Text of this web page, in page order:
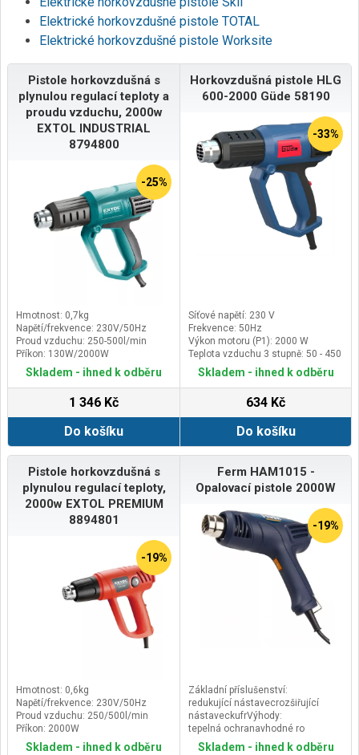
Elektrické horkovzdušné pistole TOTAL
Elektrické horkovzdušné pistole Worksite
Pistole horkovzdušná s
plynulou regulací teploty a
proudu vzduchu, 2000w
EXTOL INDUSTRIAL
8794800
-25%
Hmotnost: 0,7kg
Napětí/frekvence: 230V/50Hz
Proud vzduchu: 250-500l/min
Příkon: 130W/2000W
Skladem - ihned k odběru
1 346 Kč
Do košíku
Horkovzdušná pistole HLG
600-2000 Güde 58190
-33%
Síťové napětí: 230 V
Frekvence: 50Hz
Výkon motoru (P1): 2000 W
Teplota vzduchu 3 stupně: 50 - 450
- 600 ˚C
Skladem - ihned k odběru
634 Kč
Do košíku
Pistole horkovzdušná s
plynulou regulací teploty,
2000w EXTOL PREMIUM
8894801
-19%
Hmotnost: 0,6kg
Napětí/frekvence: 230V/50Hz
Proud vzduchu: 250/500l/min
Příkon: 2000W
Skladem - ihned k odběru
Ferm HAM1015 -
Opalovací pistole 2000W
-19%
Základní příslušenství:
redukující nástavecrozšiřující
nástaveckufrVýhody:
tepelná ochranavhodné ro
stacionární použití
Skladem - ihned k odběru